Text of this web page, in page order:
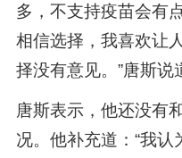
多，不支持疫苗会有
相信选择，我喜欢让
择没有意见。”唐斯说
唐斯表示，他还没有
况。他补充道：“我